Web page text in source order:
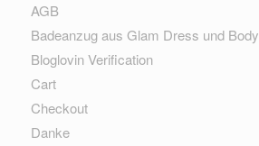
AGB
Badeanzug aus Glam Dress und Body
Bloglovin Verification
Cart
Checkout
Danke